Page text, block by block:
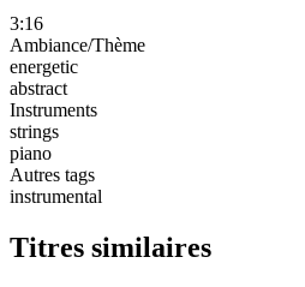
3:16
Ambiance/Thème
energetic
abstract
Instruments
strings
piano
Autres tags
instrumental
Titres similaires